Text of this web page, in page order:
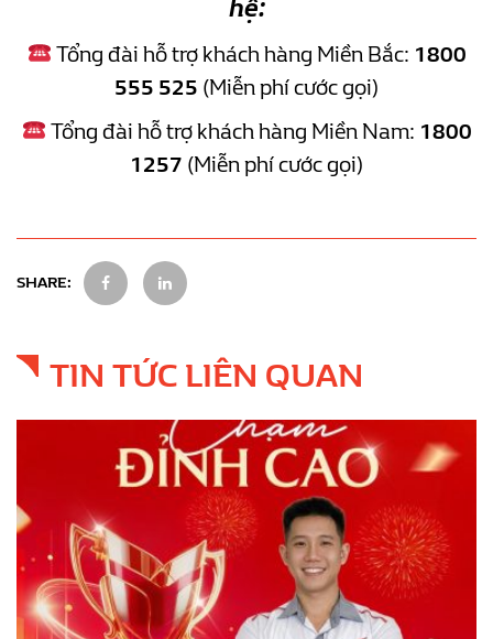
hệ:
Tổng đài hỗ trợ khách hàng Miền Bắc: 1800
555 525 (Miễn phí cước gọi)
Tổng đài hỗ trợ khách hàng Miền Nam: 1800
1257 (Miễn phí cước gọi)
SHARE:
TIN TỨC LIÊN QUAN